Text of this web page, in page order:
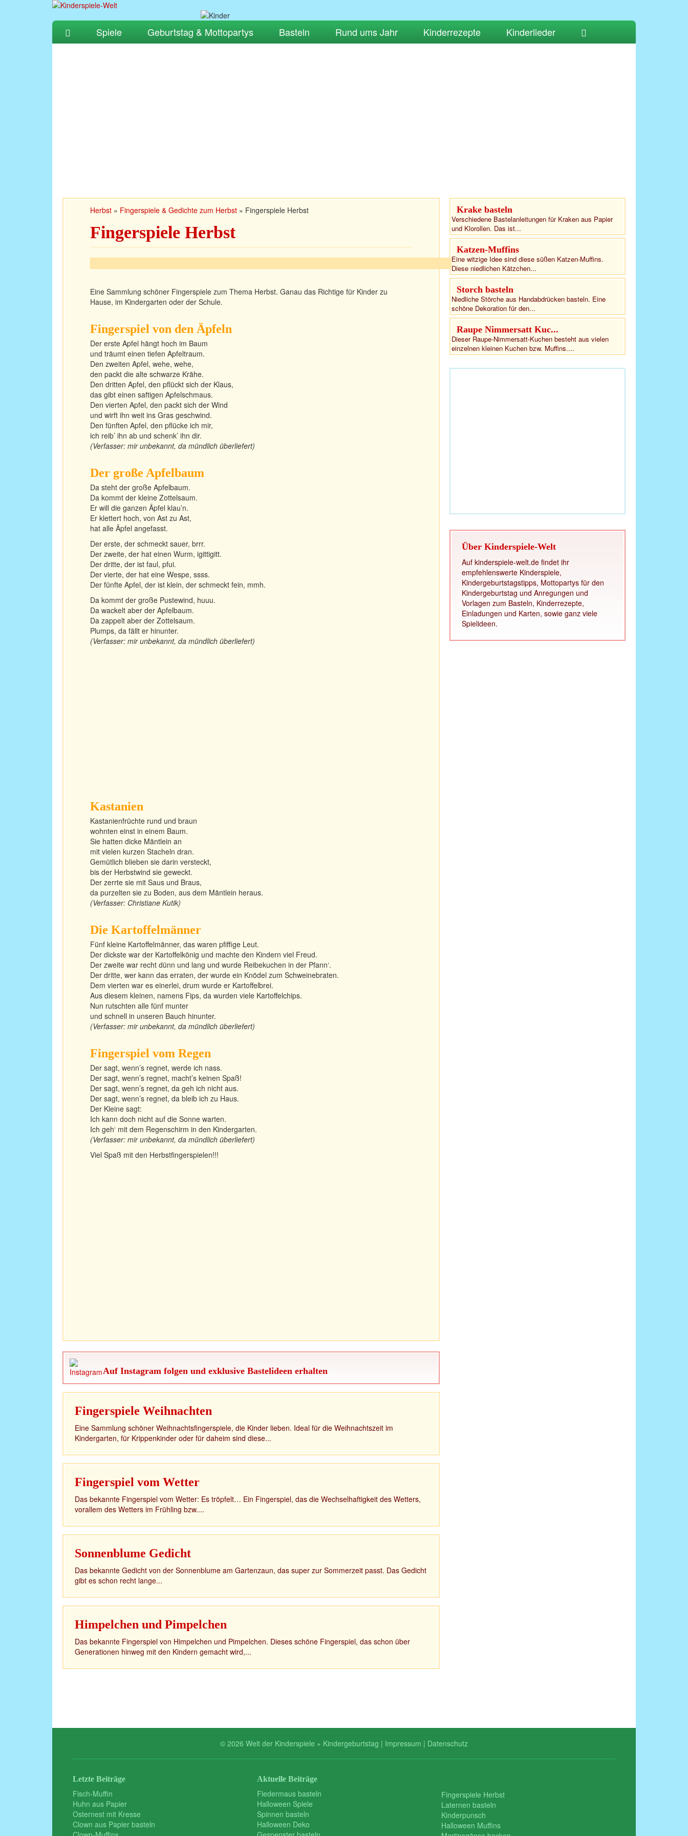
Spiele Geburtstag & Mottopartys Basteln Rund ums Jahr Kinderrezepte Kinderlieder
Herbst » Fingerspiele & Gedichte zum Herbst » Fingerspiele Herbst
Fingerspiele Herbst
Eine Sammlung schöner Fingerspiele zum Thema Herbst. Ganau das Richtige für Kinder zu
Hause, im Kindergarten oder der Schule.
Fingerspiel von den Äpfeln
Der erste Apfel hängt hoch im Baum
und träumt einen tiefen Apfeltraum.
Den zweiten Apfel, wehe, wehe,
den packt die alte schwarze Krähe.
Den dritten Apfel, den pflückt sich der Klaus,
das gibt einen saftigen Apfelschmaus.
Den vierten Apfel, den packt sich der Wind
und wirft ihn weit ins Gras geschwind.
Den fünften Apfel, den pflücke ich mir,
ich reib’ ihn ab und schenk’ ihn dir.
(Verfasser: mir unbekannt, da mündlich überliefert)
Der große Apfelbaum
Da steht der große Apfelbaum.
Da kommt der kleine Zottelsaum.
Er will die ganzen Äpfel klau’n.
Er klettert hoch, von Ast zu Ast,
hat alle Äpfel angefasst.
Der erste, der schmeckt sauer, brrr.
Der zweite, der hat einen Wurm, igittigitt.
Der dritte, der ist faul, pfui.
Der vierte, der hat eine Wespe, ssss.
Der fünfte Apfel, der ist klein, der schmeckt fein, mmh.
Da kommt der große Pustewind, huuu.
Da wackelt aber der Apfelbaum.
Da zappelt aber der Zottelsaum.
Plumps, da fällt er hinunter.
(Verfasser: mir unbekannt, da mündlich überliefert)
Kastanien
Kastanienfrüchte rund und braun
wohnten einst in einem Baum.
Sie hatten dicke Mäntlein an
mit vielen kurzen Stacheln dran.
Gemütlich blieben sie darin versteckt,
bis der Herbstwind sie geweckt.
Der zerrte sie mit Saus und Braus,
da purzelten sie zu Boden, aus dem Mäntlein heraus.
(Verfasser: Christiane Kutik)
Die Kartoffelmänner
Fünf kleine Kartoffelmänner, das waren pfiffige Leut.
Der dickste war der Kartoffelkönig und machte den Kindern viel Freud.
Der zweite war recht dünn und lang und wurde Reibekuchen in der Pfann‘.
Der dritte, wer kann das erraten, der wurde ein Knödel zum Schweinebraten.
Dem vierten war es einerlei, drum wurde er Kartoffelbrei.
Aus diesem kleinen, namens Fips, da wurden viele Kartoffelchips.
Nun rutschten alle fünf munter
und schnell in unseren Bauch hinunter.
(Verfasser: mir unbekannt, da mündlich überliefert)
Fingerspiel vom Regen
Der sagt, wenn’s regnet, werde ich nass.
Der sagt, wenn’s regnet, macht’s keinen Spaß!
Der sagt, wenn’s regnet, da geh ich nicht aus.
Der sagt, wenn’s regnet, da bleib ich zu Haus.
Der Kleine sagt:
Ich kann doch nicht auf die Sonne warten.
Ich geh‘ mit dem Regenschirm in den Kindergarten.
(Verfasser: mir unbekannt, da mündlich überliefert)
Viel Spaß mit den Herbstfingerspielen!!!
Auf Instagram folgen und exklusive Bastelideen erhalten
Fingerspiele Weihnachten
Eine Sammlung schöner Weihnachtsfingerspiele, die Kinder lieben. Ideal für die Weihnachtszeit im
Kindergarten, für Krippenkinder oder für daheim sind diese...
Fingerspiel vom Wetter
Das bekannte Fingerspiel vom Wetter: Es tröpfelt… Ein Fingerspiel, das die Wechselhaftigkeit des Wetters,
vorallem des Wetters im Frühling bzw....
Sonnenblume Gedicht
Das bekannte Gedicht von der Sonnenblume am Gartenzaun, das super zur Sommerzeit passt. Das Gedicht
gibt es schon recht lange...
Himpelchen und Pimpelchen
Das bekannte Fingerspiel von Himpelchen und Pimpelchen. Dieses schöne Fingerspiel, das schon über
Generationen hinweg mit den Kindern gemacht wird,...
Krake basteln
Verschiedene Bastelanleitungen für Kraken aus Papier
und Klorollen. Das ist...
Katzen-Muffins
Eine witzige Idee sind diese süßen Katzen-Muffins.
Diese niedlichen Kätzchen...
Storch basteln
Niedliche Störche aus Handabdrücken basteln. Eine
schöne Dekoration für den...
Raupe Nimmersatt Kuc...
Dieser Raupe-Nimmersatt-Kuchen besteht aus vielen
einzelnen kleinen Kuchen bzw. Muffins....
Über Kinderspiele-Welt
Auf kinderspiele-welt.de findet ihr
empfehlenswerte Kinderspiele,
Kindergeburtstagstipps, Mottopartys für den
Kindergeburtstag und Anregungen und
Vorlagen zum Basteln, Kinderrezepte,
Einladungen und Karten, sowie ganz viele
Spielideen.
© 2026 Welt der Kinderspiele » Kindergeburtstag | Impressum | Datenschutz
Letzte Beiträge
Fisch-Muffin
Huhn aus Papier
Osternest mit Kresse
Clown aus Papier basteln
Aktuelle Beiträge
Fledermaus basteln
Halloween Spiele
Spinnen basteln
Halloween Deko
Fingerspiele Herbst
Laternen basteln
Kinderpunsch
Halloween Muffins